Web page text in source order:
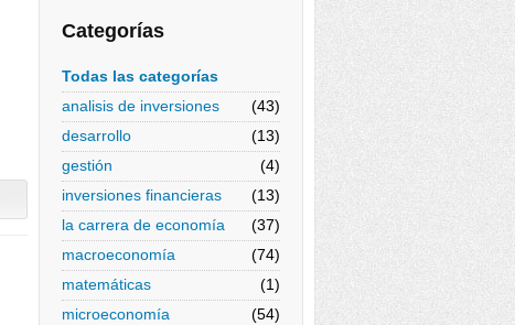
Categorías
Todas las categorías
analisis de inversiones
(43)
desarrollo
(13)
gestión
(4)
inversiones financieras
(13)
la carrera de economía
(37)
macroeconomía
(74)
matemáticas
(1)
microeconomía
(54)